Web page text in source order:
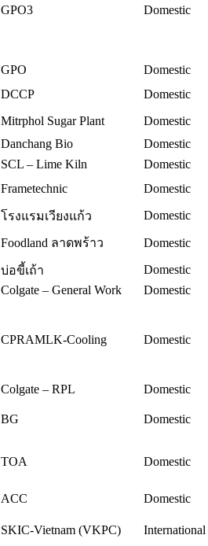
GPO3 Domestic
GPO Domestic
DCCP Domestic
Mitrphol Sugar Plant Domestic
Danchang Bio Domestic
SCL – Lime Kiln Domestic
Frametechnic Domestic
โรงแรมเวียงแก้ว Domestic
Foodland ลาดพร้าว Domestic
บ่อขี้เถ้า Domestic
Colgate – General Work Domestic
CPRAMLK-Cooling Domestic
Colgate – RPL Domestic
BG Domestic
TOA Domestic
ACC Domestic
SKIC-Vietnam (VKPC) International